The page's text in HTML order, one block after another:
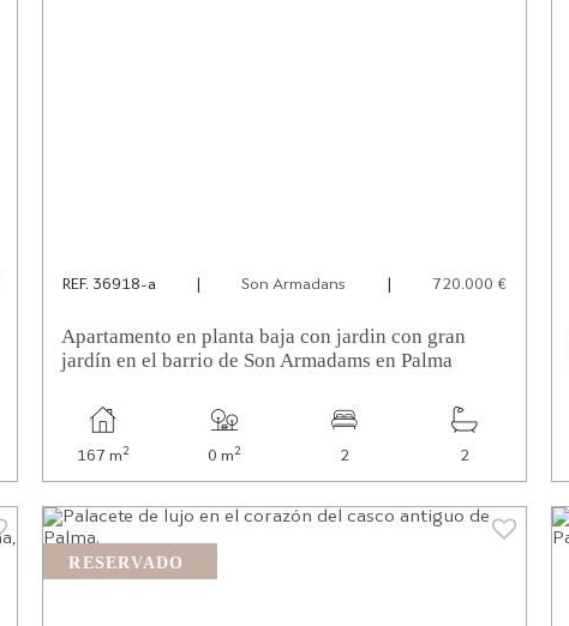
REF. 36918-a Son Armadans 720.000 €
Apartamento en planta baja con jardin con gran
jardín en el barrio de Son Armadams en Palma
167 m2 0 m2 2 2
RESERVADO